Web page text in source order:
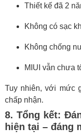
Thiết kế đã 2
Không có sạc
Không chống
MIUI vẫn chưa
Tuy nhiên, với mức
chấp nhận.
8. Tổng kết:
hiện tại – đáng